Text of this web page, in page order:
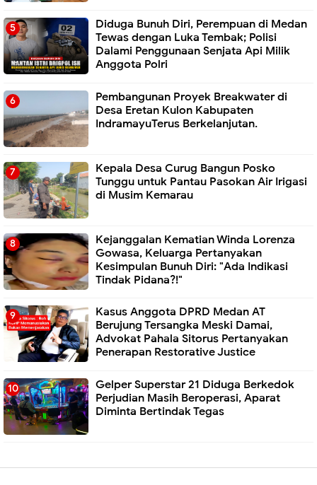
Diduga Bunuh Diri, Perempuan di Medan
Tewas dengan Luka Tembak; Polisi
Dalami Penggunaan Senjata Api Milik
Anggota Polri
Pembangunan Proyek Breakwater di
Desa Eretan Kulon Kabupaten
IndramayuTerus Berkelanjutan.
Kepala Desa Curug Bangun Posko
Tunggu untuk Pantau Pasokan Air Irigasi
di Musim Kemarau
Kejanggalan Kematian Winda Lorenza
Gowasa, Keluarga Pertanyakan
Kesimpulan Bunuh Diri: "Ada Indikasi
Tindak Pidana?!"
Kasus Anggota DPRD Medan AT
Berujung Tersangka Meski Damai,
Advokat Pahala Sitorus Pertanyakan
Penerapan Restorative Justice
Gelper Superstar 21 Diduga Berkedok
Perjudian Masih Beroperasi, Aparat
Diminta Bertindak Tegas